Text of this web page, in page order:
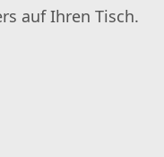
auf Ihren Tisch.